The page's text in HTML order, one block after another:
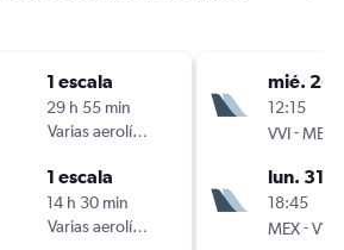
1 escala
29 h 55 min
Varias aerolíneas
1 escala
14 h 30 min
Varias aerolíneas
mié.
12:15
VVI-MEX
lun. 31/
18:45
MEX-VVI